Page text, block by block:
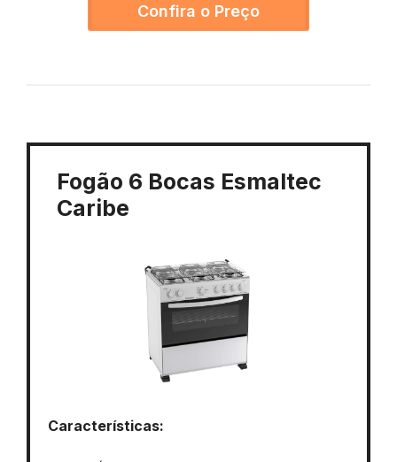
Confira o Preço
Fogão 6 Bocas Esmaltec
Caribe
Características: